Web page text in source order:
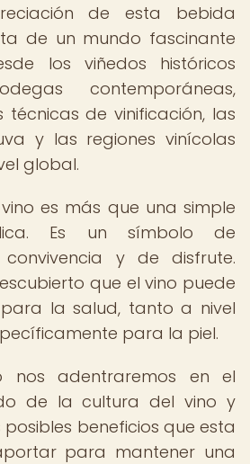
de esta bebida
de un mundo fascinante
los viñedos históricos
contemporáneas,
de vinificación, las
y las regiones vinícolas
global.
es más que una simple
Es un símbolo de
y de disfrute.
que el vino puede
la salud, tanto a nivel
para la piel.
nos adentraremos en el
de la cultura del vino y
beneficios que esta
para mantener una